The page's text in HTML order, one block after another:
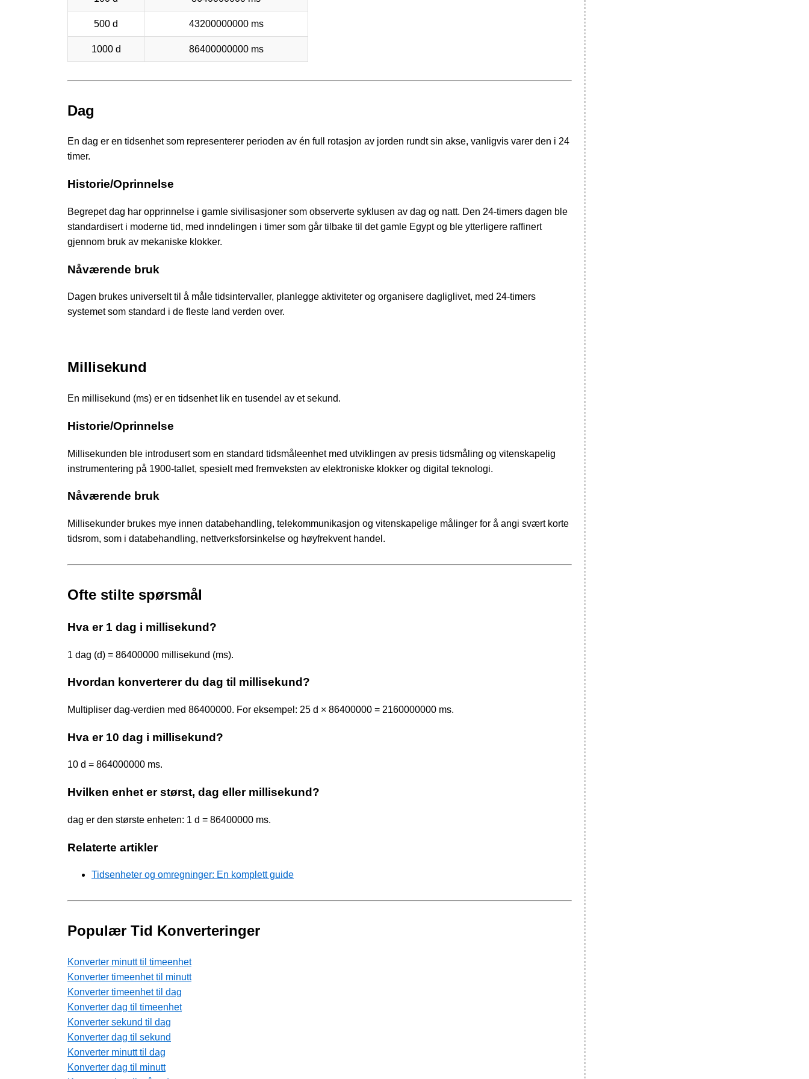
500 d 43200000000 ms
1000 d 86400000000 ms
Dag
En dag er en tidsenhet som representerer perioden av én full rotasjon av jorden rundt sin akse, vanligvis varer den i 24
timer.
Historie/Oprinnelse
Begrepet dag har opprinnelse i gamle sivilisasjoner som observerte syklusen av dag og natt. Den 24-timers dagen ble
standardisert i moderne tid, med inndelingen i timer som går tilbake til det gamle Egypt og ble ytterligere raffinert
gjennom bruk av mekaniske klokker.
Nåværende bruk
Dagen brukes universelt til å måle tidsintervaller, planlegge aktiviteter og organisere dagliglivet, med 24-timers
systemet som standard i de fleste land verden over.
Millisekund
En millisekund (ms) er en tidsenhet lik en tusendel av et sekund.
Historie/Oprinnelse
Millisekunden ble introdusert som en standard tidsmåleenhet med utviklingen av presis tidsmåling og vitenskapelig
instrumentering på 1900-tallet, spesielt med fremveksten av elektroniske klokker og digital teknologi.
Nåværende bruk
Millisekunder brukes mye innen databehandling, telekommunikasjon og vitenskapelige målinger for å angi svært korte
tidsrom, som i databehandling, nettverksforsinkelse og høyfrekvent handel.
Ofte stilte spørsmål
Hva er 1 dag i millisekund?
1 dag (d) = 86400000 millisekund (ms).
Hvordan konverterer du dag til millisekund?
Multipliser dag-verdien med 86400000. For eksempel: 25 d × 86400000 = 2160000000 ms.
Hva er 10 dag i millisekund?
10 d = 864000000 ms.
Hvilken enhet er størst, dag eller millisekund?
dag er den største enheten: 1 d = 86400000 ms.
Relaterte artikler
Tidsenheter og omregninger: En komplett guide
Populær Tid Konverteringer
Konverter minutt til timeenhet
Konverter timeenhet til minutt
Konverter timeenhet til dag
Konverter dag til timeenhet
Konverter sekund til dag
Konverter dag til sekund
Konverter minutt til dag
Konverter dag til minutt